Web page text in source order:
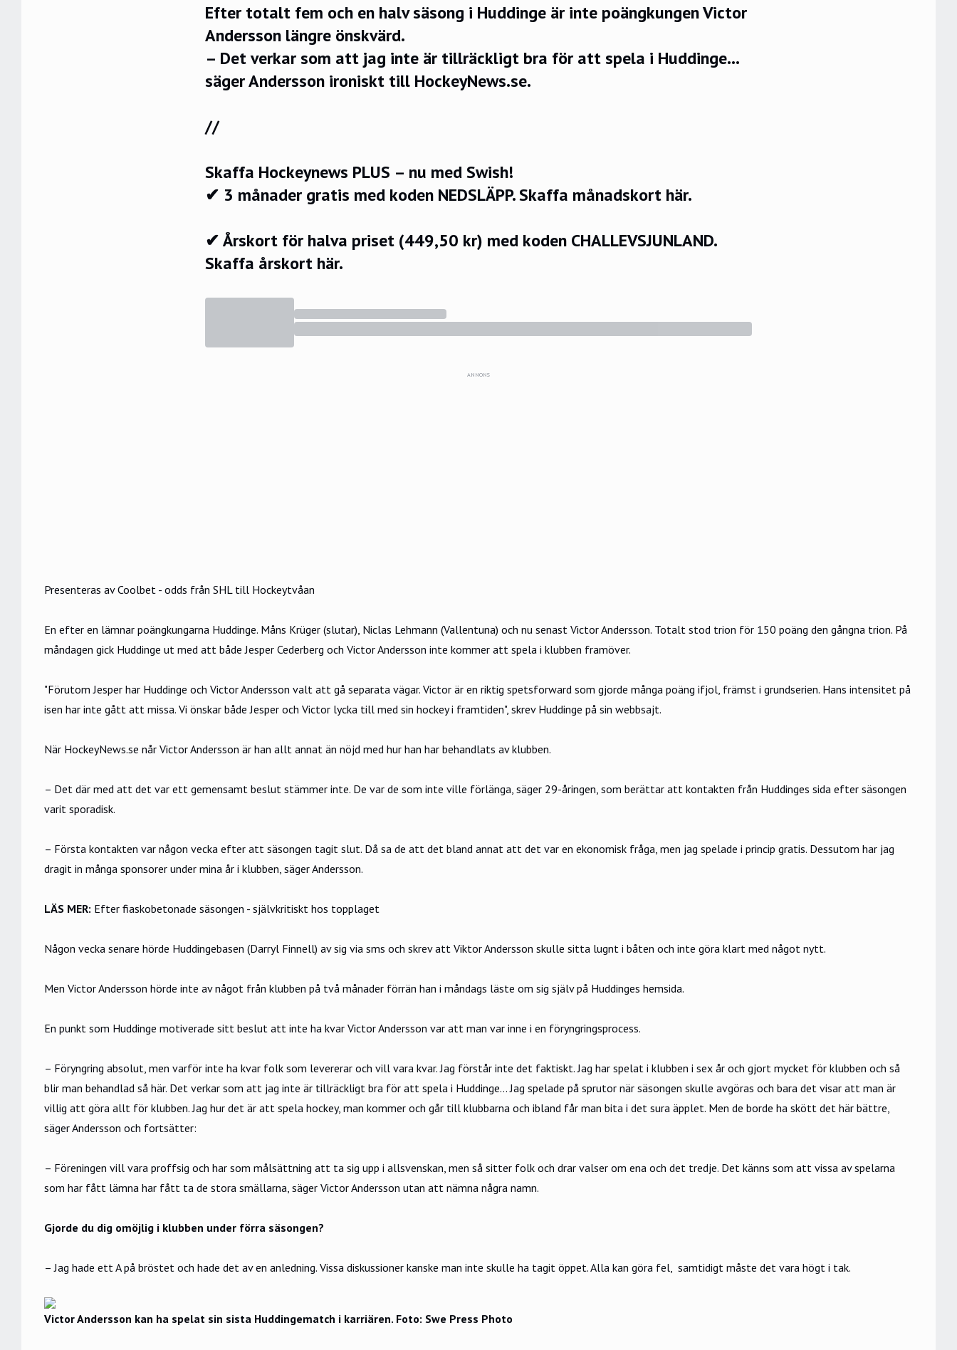
Efter totalt fem och en halv säsong i Huddinge är inte poängkungen Victor
Andersson längre önskvärd.
– Det verkar som att jag inte är tillräckligt bra för att spela i Huddinge...
säger Andersson ironiskt till HockeyNews.se.
//
Skaffa Hockeynews PLUS – nu med Swish!
✔ 3 månader gratis med koden NEDSLÄPP.Skaffa månadskort här.
✔ Årskort för halva priset (449,50 kr) med koden CHALLEVSJUNLAND.
Skaffa årskort här.
ANNONS
Presenteras av Coolbet - odds från SHL till Hockeytvåan
En efter en lämnar poängkungarna Huddinge. Måns Krüger (slutar), Niclas Lehmann (Vallentuna) och nu senast Victor Andersson. Totalt stod trion för 150 poäng den gångna trion. På
måndagen gick Huddinge ut med att både Jesper Cederberg och Victor Andersson inte kommer att spela i klubben framöver.
"Förutom Jesper har Huddinge och Victor Andersson valt att gå separata vägar. Victor är en riktig spetsforward som gjorde många poäng ifjol, främst i grundserien. Hans intensitet på
isen har inte gått att missa. Vi önskar både Jesper och Victor lycka till med sin hockey i framtiden", skrev Huddinge på sin webbsajt.
När HockeyNews.se når Victor Andersson är han allt annat än nöjd med hur han har behandlats av klubben.
– Det där med att det var ett gemensamt beslut stämmer inte. De var de som inte ville förlänga, säger 29-åringen, som berättar att kontakten från Huddinges sida efter säsongen
varit sporadisk.
– Första kontakten var någon vecka efter att säsongen tagit slut. Då sa de att det bland annat att det var en ekonomisk fråga, men jag spelade i princip gratis. Dessutom har jag
dragit in många sponsorer under mina år i klubben, säger Andersson.
LÄS MER: Efter fiaskobetonade säsongen - självkritiskt hos topplaget
Någon vecka senare hörde Huddingebasen (Darryl Finnell) av sig via sms och skrev att Viktor Andersson skulle sitta lugnt i båten och inte göra klart med något nytt.
Men Victor Andersson hörde inte av något från klubben på två månader förrän han i måndags läste om sig själv på Huddinges hemsida.
En punkt som Huddinge motiverade sitt beslut att inte ha kvar Victor Andersson var att man var inne i en föryngringsprocess.
– Föryngring absolut, men varför inte ha kvar folk som levererar och vill vara kvar. Jag förstår inte det faktiskt. Jag har spelat i klubben i sex år och gjort mycket för klubben och så
blir man behandlad så här. Det verkar som att jag inte är tillräckligt bra för att spela i Huddinge... Jag spelade på sprutor när säsongen skulle avgöras och bara det visar att man är
villig att göra allt för klubben. Jag hur det är att spela hockey, man kommer och går till klubbarna och ibland får man bita i det sura äpplet. Men de borde ha skött det här bättre,
säger Andersson och fortsätter:
– Föreningen vill vara proffsig och har som målsättning att ta sig upp i allsvenskan, men så sitter folk och drar valser om ena och det tredje. Det känns som att vissa av spelarna
som har fått lämna har fått ta de stora smällarna, säger Victor Andersson utan att nämna några namn.
Gjorde du dig omöjlig i klubben under förra säsongen?
– Jag hade ett A på bröstet och hade det av en anledning. Vissa diskussioner kanske man inte skulle ha tagit öppet. Alla kan göra fel, samtidigt måste det vara högt i tak.
Victor Andersson kan ha spelat sin sista Huddingematch i karriären. Foto: Swe Press Photo